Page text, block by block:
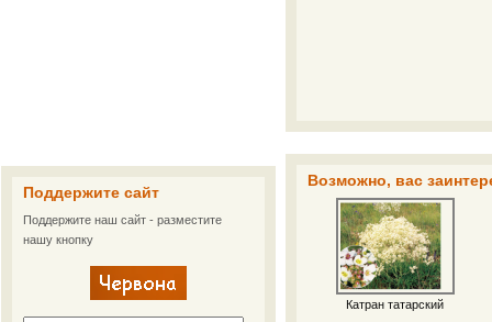
Поддержите сайт
Поддержите наш сайт - разместите
нашу кнопку
Возможно, вас
Катран татарский